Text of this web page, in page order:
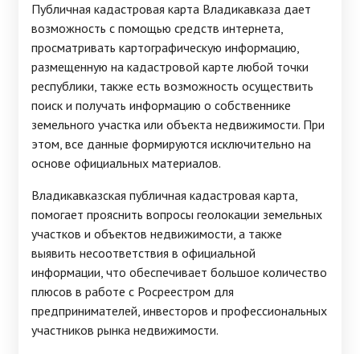
Публичная кадастровая карта Владикавказа дает
возможность с помощью средств интернета,
просматривать картографическую информацию,
размещенную на кадастровой карте любой точки
республики, также есть возможность осуществить
поиск и получать информацию о собственнике
земельного участка или объекта недвижимости. При
этом, все данные формируются исключительно на
основе официальных материалов.
Владикавказская публичная кадастровая карта,
помогает прояснить вопросы геолокации земельных
участков и объектов недвижимости, а также
выявить несоответствия в официальной
информации, что обеспечивает большое количество
плюсов в работе с Росреестром для
предпринимателей, инвесторов и профессиональных
участников рынка недвижимости.